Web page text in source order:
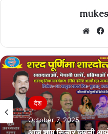
देश
October 7, 2025